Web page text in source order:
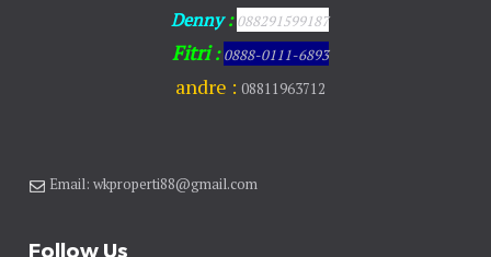
Denny:088291599187
Fitri:0888-0111-6893
andre : 08811963712
Email: wkproperti88@gmail.com
Follow Us